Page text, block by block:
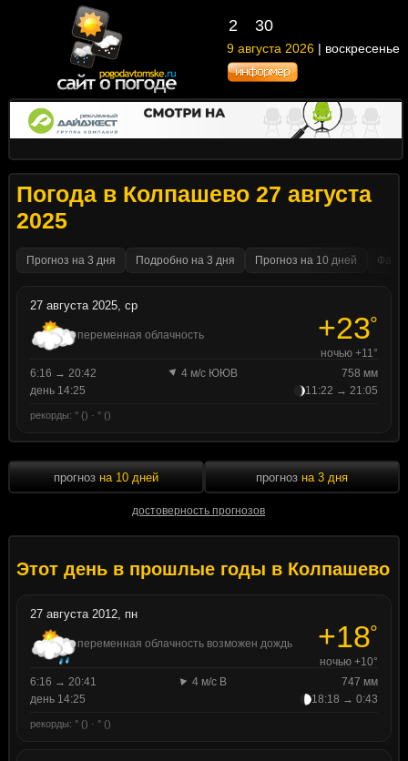
2 30
9 августа 2026 | воскресенье
Погода в Колпашево 27 августа
2025
Прогноз на 3 дня Подробно на 3 дня Прогноз на 10 дней
27 августа 2025, ср
переменная облачность +23°
ночью +11°
6:16 → 20:42
4 м/с ЮЮВ
758 мм
день 14:25
11:22 → 21:05
рекорды: ° () · ° ()
прогноз на 10 дней
достоверность прогнозов
прогноз на 3 дня
Этот день в прошлые годы в Колпашево
27 августа 2012, пн
переменная облачность возможен дождь +18°
ночью +10°
6:16 → 20:41
4 м/с В
747 мм
день 14:25
18:18 → 0:43
рекорды: ° () · ° ()